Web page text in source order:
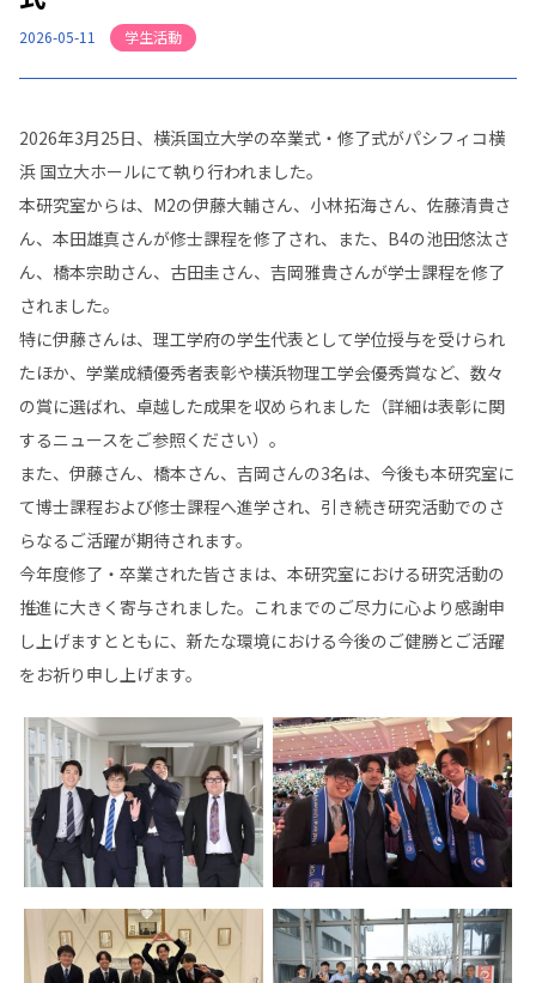
2026-05-11 学生活動
2026年3月25日、横浜国立大学の卒業式・修了式がパシフィコ横
浜 国立大ホールにて執り行われました。
本研究室からは、M2の伊藤大輔さん、小林拓海さん、佐藤清貴さ
ん、本田雄真さんが修士課程を修了され、また、B4の池田悠汰さ
ん、橋本宗助さん、古田圭さん、吉岡雅貴さんが学士課程を修了
されました。
特に伊藤さんは、理工学府の学生代表として学位授与を受けられ
たほか、学業成績優秀者表彰や横浜物理工学会優秀賞など、数々
の賞に選ばれ、卓越した成果を収められました（詳細は表彰に関
するニュースをご参照ください）。
また、伊藤さん、橋本さん、吉岡さんの3名は、今後も本研究室に
て博士課程および修士課程へ進学され、引き続き研究活動でのさ
らなるご活躍が期待されます。
今年度修了・卒業された皆さまは、本研究室における研究活動の
推進に大きく寄与されました。これまでのご尽力に心より感謝申
し上げますとともに、新たな環境における今後のご健勝とご活躍
をお祈り申し上げます。